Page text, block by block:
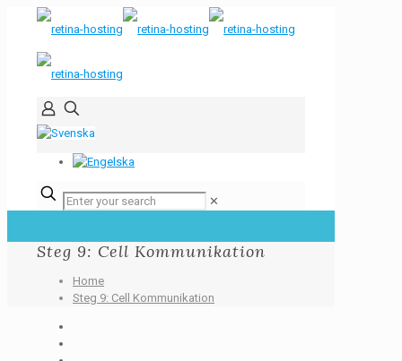
✕
Steg 9: Cell Kommunikation
Home
Steg 9: Cell Kommunikation